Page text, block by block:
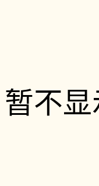
不